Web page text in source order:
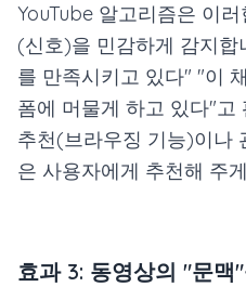
YouTube 알고리즘은 이
(신호)을 민감하게 감지
를 만족시키고 있다" "이
폼에 머물게 하고 있다"고
추천(브라우징 기능)이나
은 사용자에게 추천해 주
효과 3: 동영상의 "문맥